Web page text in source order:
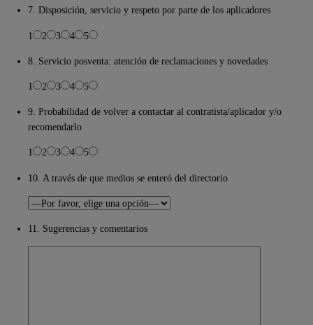
7. Disposición, servicio y respeto por parte de los aplicadores
1 2 3 4 5
8. Servicio posventa: atención de reclamaciones y novedades
1 2 3 4 5
9. Probabilidad de volver a contactar al contratista/aplicador y/o
recomendarlo
1 2 3 4 5
10. A través de que medios se enteró del directorio
11. Sugerencias y comentarios